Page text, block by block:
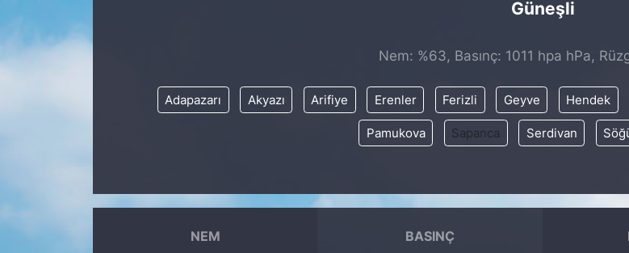
Güneşli
Nem: %63, Basınç: 1011 hpa hPa,
Adapazarı Akyazı Arifiye Erenler Ferizli Geyve Hendek
Pamukova Sapanca Serdivan
NEM BASINÇ
KÖŞE YAZILARI
RÖPORTAJ